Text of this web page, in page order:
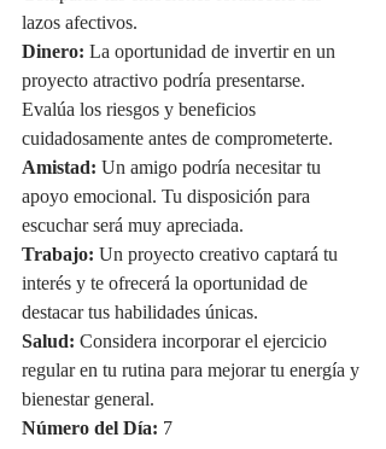
lazos afectivos.
Dinero: La oportunidad de invertir en un
proyecto atractivo podría presentarse.
Evalúa los riesgos y beneficios
cuidadosamente antes de comprometerte.
Amistad: Un amigo podría necesitar tu
apoyo emocional. Tu disposición para
escuchar será muy apreciada.
Trabajo: Un proyecto creativo captará tu
interés y te ofrecerá la oportunidad de
destacar tus habilidades únicas.
Salud: Considera incorporar el ejercicio
regular en tu rutina para mejorar tu energía y
bienestar general.
Número del Día: 7